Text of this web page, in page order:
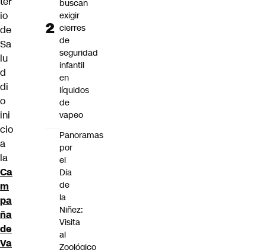
io
de
Sa
lu
d
di
o
ini
cio
a
la
Ca
m
pa
ña
de
Va
buscan
exigir
cierres
de
seguridad
infantil
en
líquidos
de
vapeo
Panoramas
por
el
Día
de
la
Niñez:
Visita
al
Zoológico